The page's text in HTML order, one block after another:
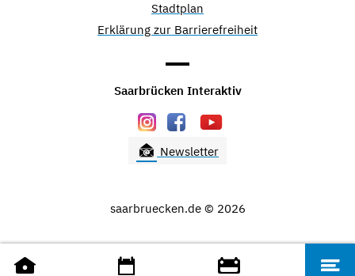
Stadtplan
Erklärung zur Barrierefreiheit
Saarbrücken Interaktiv
Newsletter
saarbruecken.de © 2026